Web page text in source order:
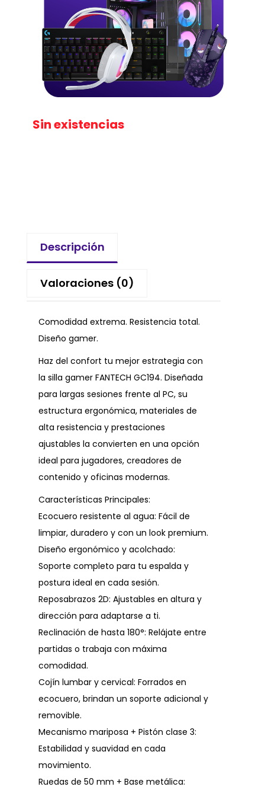
Sin existencias
Descripción
Valoraciones (0)
Comodidad extrema. Resistencia total.
Diseño gamer.
Haz del confort tu mejor estrategia con
la silla gamer FANTECH GC194. Diseñada
para largas sesiones frente al PC, su
estructura ergonómica, materiales de
alta resistencia y prestaciones
ajustables la convierten en una opción
ideal para jugadores, creadores de
contenido y oficinas modernas.
Características Principales:
Ecocuero resistente al agua: Fácil de
limpiar, duradero y con un look premium.
Diseño ergonómico y acolchado:
Soporte completo para tu espalda y
postura ideal en cada sesión.
Reposabrazos 2D: Ajustables en altura y
dirección para adaptarse a ti.
Reclinación de hasta 180°: Relájate entre
partidas o trabaja con máxima
comodidad.
Cojín lumbar y cervical: Forrados en
ecocuero, brindan un soporte adicional y
removible.
Mecanismo mariposa + Pistón clase 3:
Estabilidad y suavidad en cada
movimiento.
Ruedas de 50 mm + Base metálica: